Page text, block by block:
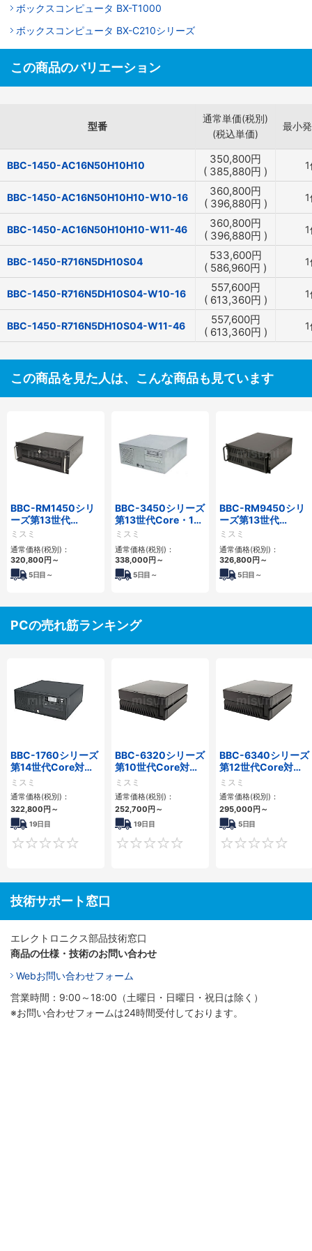
ボックスコンピュータ BX-T1000
ボックスコンピュータ BX-C210シリーズ
この商品のバリエーション
型番
通常単価(税別)
(税込単価)
最小
BBC-1450-AC16N50H10H10 350,800円
( 385,880円 )
BBC-1450-AC16N50H10H10-W10-16 360,800円
( 396,880円 )
BBC-1450-AC16N50H10H10-W11-46 360,800円
( 396,880円 )
BBC-1450-R716N5DH10S04 533,600円
( 586,960円 )
BBC-1450-R716N5DH10S04-W10-16 557,600円
( 613,360円 )
BBC-1450-R716N5DH10S04-W11-46 557,600円
( 613,360円 )
この商品を見た人は、こんな商品も見ています
BBC-RM1450シリ
ーズ第13世代
Core・12世代
Celeron対応ラック
マウント4PCIe
ミスミ
通常価格(税別)：
320,800円～
5日目～
BBC-3450シリーズ
第13世代Core・12
世代Celeron対応フ
ロアマウント4PCIe
ミスミ
通常価格(税別)：
338,000円～
5日目～
BBC-RM9450シリ
ーズ第13世代
Core・12世代
Celeron対応ラック
マウント4PCIe
ミスミ
通常価格(税別)：
326,800円～
5日目～
PCの売れ筋ランキング
BBC-1760シリーズ
第14世代Core対応
小型フロアマウント
3PCIe
ミスミ
通常価格(税別)：
322,800円～
19日目
0
BBC-6320シリーズ
第10世代Core対応
小型フロアマウント
FAPC 2PCI・2PCIe
ミスミ
通常価格(税別)：
252,700円～
19日目
0
BBC-6340シリーズ
第12世代Core対応
小型フロアマウント
PC2PCI/2PCIe
ミスミ
通常価格(税別)：
295,000円～
5日目
技術サポート窓口
エレクトロニクス部品技術窓口
商品の仕様・技術のお問い合わせ
Webお問い合わせフォーム
営業時間：9:00～18:00（土曜日・日曜日・祝日は除く）
※お問い合わせフォームは24時間受付しております。